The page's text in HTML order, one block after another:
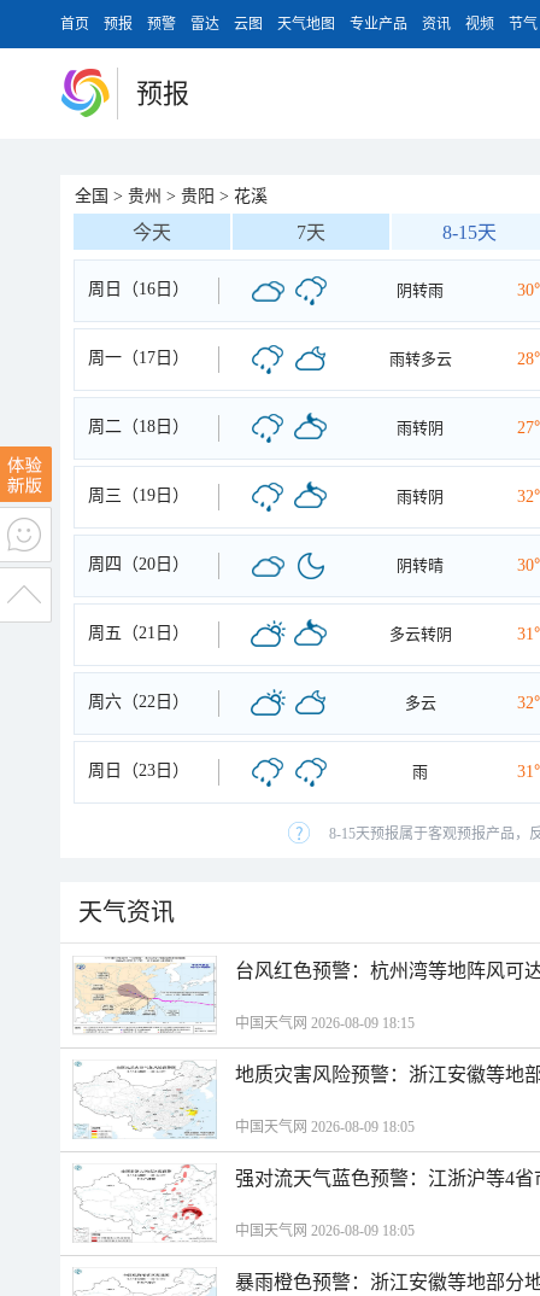
首页 预报 预警 雷达 云图 天气地图 专业产品 资讯 视频 节气
预报
全国 > 贵州 > 贵阳 > 花溪
今天 7天 8-15天
周日（16日） 阴转雨
周一（17日） 雨转多云
周二（18日） 雨转阴
周三（19日） 雨转阴
周四（20日） 阴转晴
周五（21日） 多云转阴
周六（22日） 多云
周日（23日） 雨
8-15天预报属于客观预报产品，
天气资讯
台风红色预警：杭州湾等地阵风可
中国天气网 2026-08-09 18:15
地质灾害风险预警：浙江安徽等地
中国天气网 2026-08-09 18:05
强对流天气蓝色预警：江浙沪等4
中国天气网 2026-08-09 18:05
暴雨橙色预警：浙江安徽等地部分